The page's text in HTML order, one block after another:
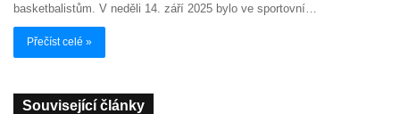
basketbalistům. V neděli 14. září 2025 bylo ve sportovní…
Přečíst celé »
Související články